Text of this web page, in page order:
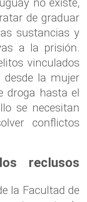
de graduar
sustancias y
a la prisión.
vinculados
desde la mujer
droga hasta el
se necesitan
conflictos
reclusos
la Facultad de